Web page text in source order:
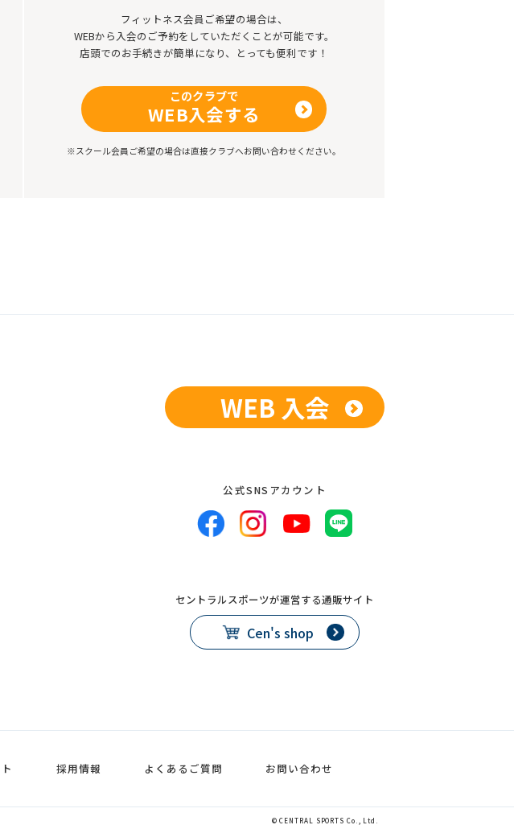
フィットネス会員ご希望の場合は、
WEBから入会のご予約をしていただくことが可能です。
店頭でのお手続きが簡単になり、とっても便利です！
このクラブで
WEB入会する
※スクール会員ご希望の場合は直接クラブへお問い合わせください。
WEB 入会
公式SNSアカウント
セントラルスポーツが運営する通販サイト
Cen's shop
採用情報 よくあるご質問 お問い合わせ
© CENTRAL SPORTS Co., Ltd.